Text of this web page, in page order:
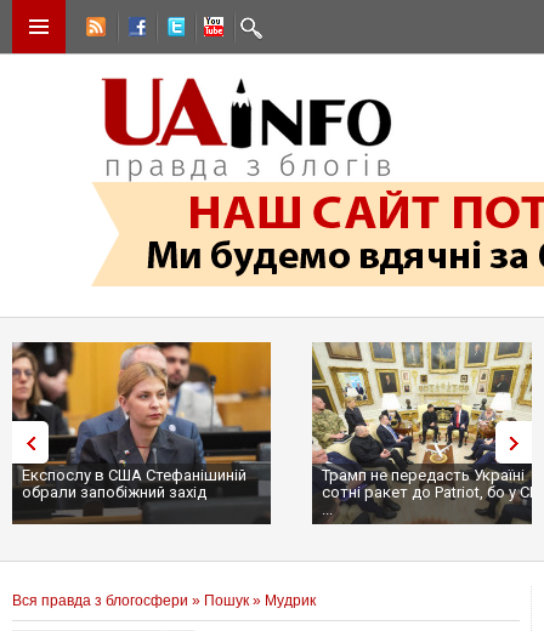
Експослу в США Стефанішиній
обрали запобіжний захід
Трамп не передасть Україні
сотні ракет до Patriot, бо у
...
Вся правда з блогосфери » Пошук » Мудрик